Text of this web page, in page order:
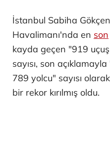
İstanbul Sabiha
Havalimanı'nda en son
kayda geçen "919
sayısı, son
789 yolcu" sayısı
bir rekor kırılmış oldu.